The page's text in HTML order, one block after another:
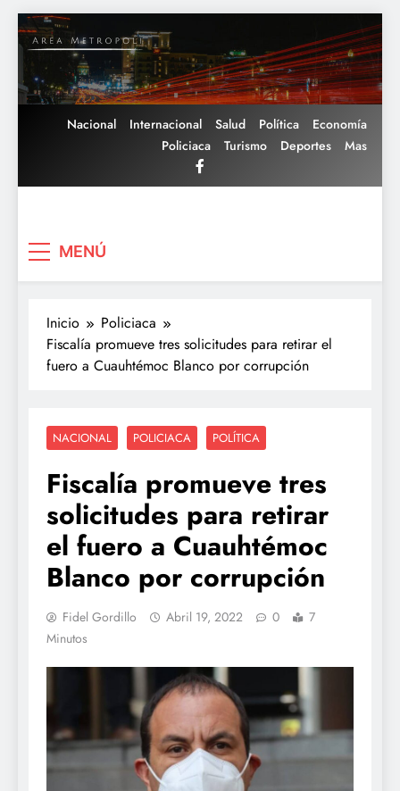
Saltar
al
contenido
Nacional Internacional Salud Política
Economía
Policiaca
Turismo Deportes Mas
MENÚ
Inicio
Policiaca
Fiscalía promueve tres solicitudes para retirar el
fuero a Cuauhtémoc Blanco por corrupción
NACIONAL POLICIACA POLÍTICA
Fiscalía promueve tres
solicitudes para retirar
el fuero a Cuauhtémoc
Blanco por corrupción
Fidel Gordillo Abril 19, 2022 0
7
Minutos